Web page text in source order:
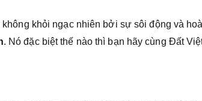
khỏi ngạc nhiên bởi sự sôi động và
. Nó đặc biệt thế nào thì bạn hãy cùng Đất